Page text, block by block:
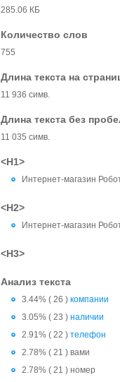
285.06 КБ
Количество слов
755
Длина текста на
11 936 симв.
Длина текста без
11 035 симв.
<H1>
Интернет-магазин
<H2>
Интернет-магазин
<H3>
Анализ текста
3.44% ( 26 )компании
3.05% ( 23 )наличии
2.91% ( 22 )телефон
2.78% ( 21 ) вами
2.78% ( 21 ) номер